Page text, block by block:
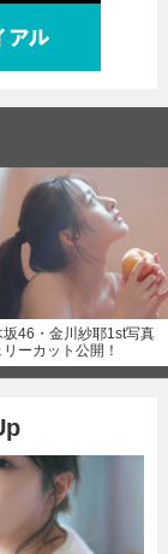
坂46・金川紗耶1st写真
ーカット公開！